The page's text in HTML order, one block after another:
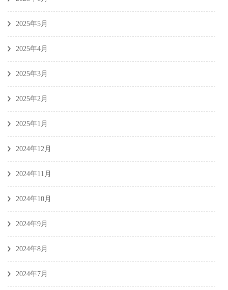
2025年5月
2025年4月
2025年3月
2025年2月
2025年1月
2024年12月
2024年11月
2024年10月
2024年9月
2024年8月
2024年7月